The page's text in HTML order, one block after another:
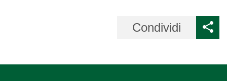
Condividi